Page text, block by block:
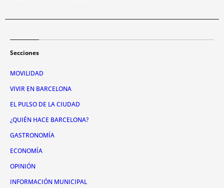
Secciones
MOVILIDAD
VIVIR EN BARCELONA
EL PULSO DE LA CIUDAD
¿QUIÉN HACE BARCELONA?
GASTRONOMÍA
ECONOMÍA
OPINIÓN
INFORMACIÓN MUNICIPAL